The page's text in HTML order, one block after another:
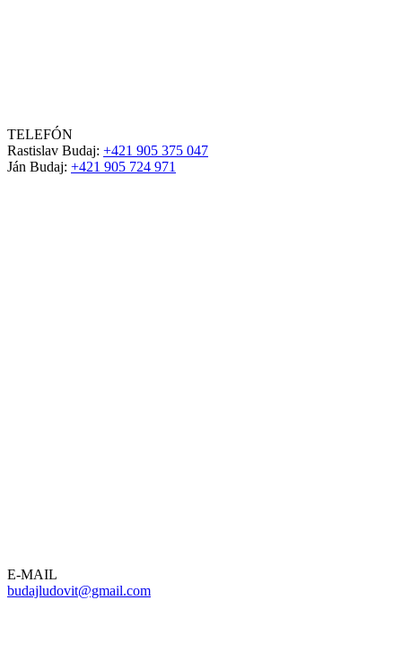
TELEFÓN
Rastislav Budaj: +421 905 375 047
Ján Budaj: +421 905 724 971
E-MAIL
budajludovit@gmail.com